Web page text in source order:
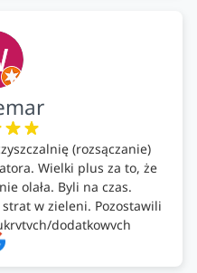
(rozsączanie)
Wielki plus za to, że
olała. Byli na czas.
w zieleni. Pozostawili
dodatkowych
OK. Obsługa
środki do oczyszczalni –